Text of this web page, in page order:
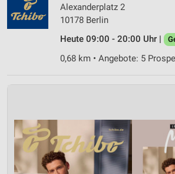
Alexanderplatz 2
10178 Berlin
Heute 09:00 - 20:00 Uhr |
0,68 km • Angebote: 5